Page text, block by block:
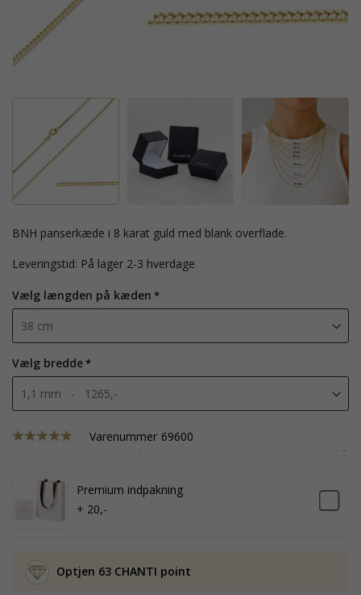
BNH panserkæde i 8 karat guld med blank overflade.
Leveringstid: På lager 2-3 hverdage
Vælg længden på kæden
Vælg bredde
Varenummer 69600
Premium indpakning
+ 20,-
Optjen 63 CHANTI point